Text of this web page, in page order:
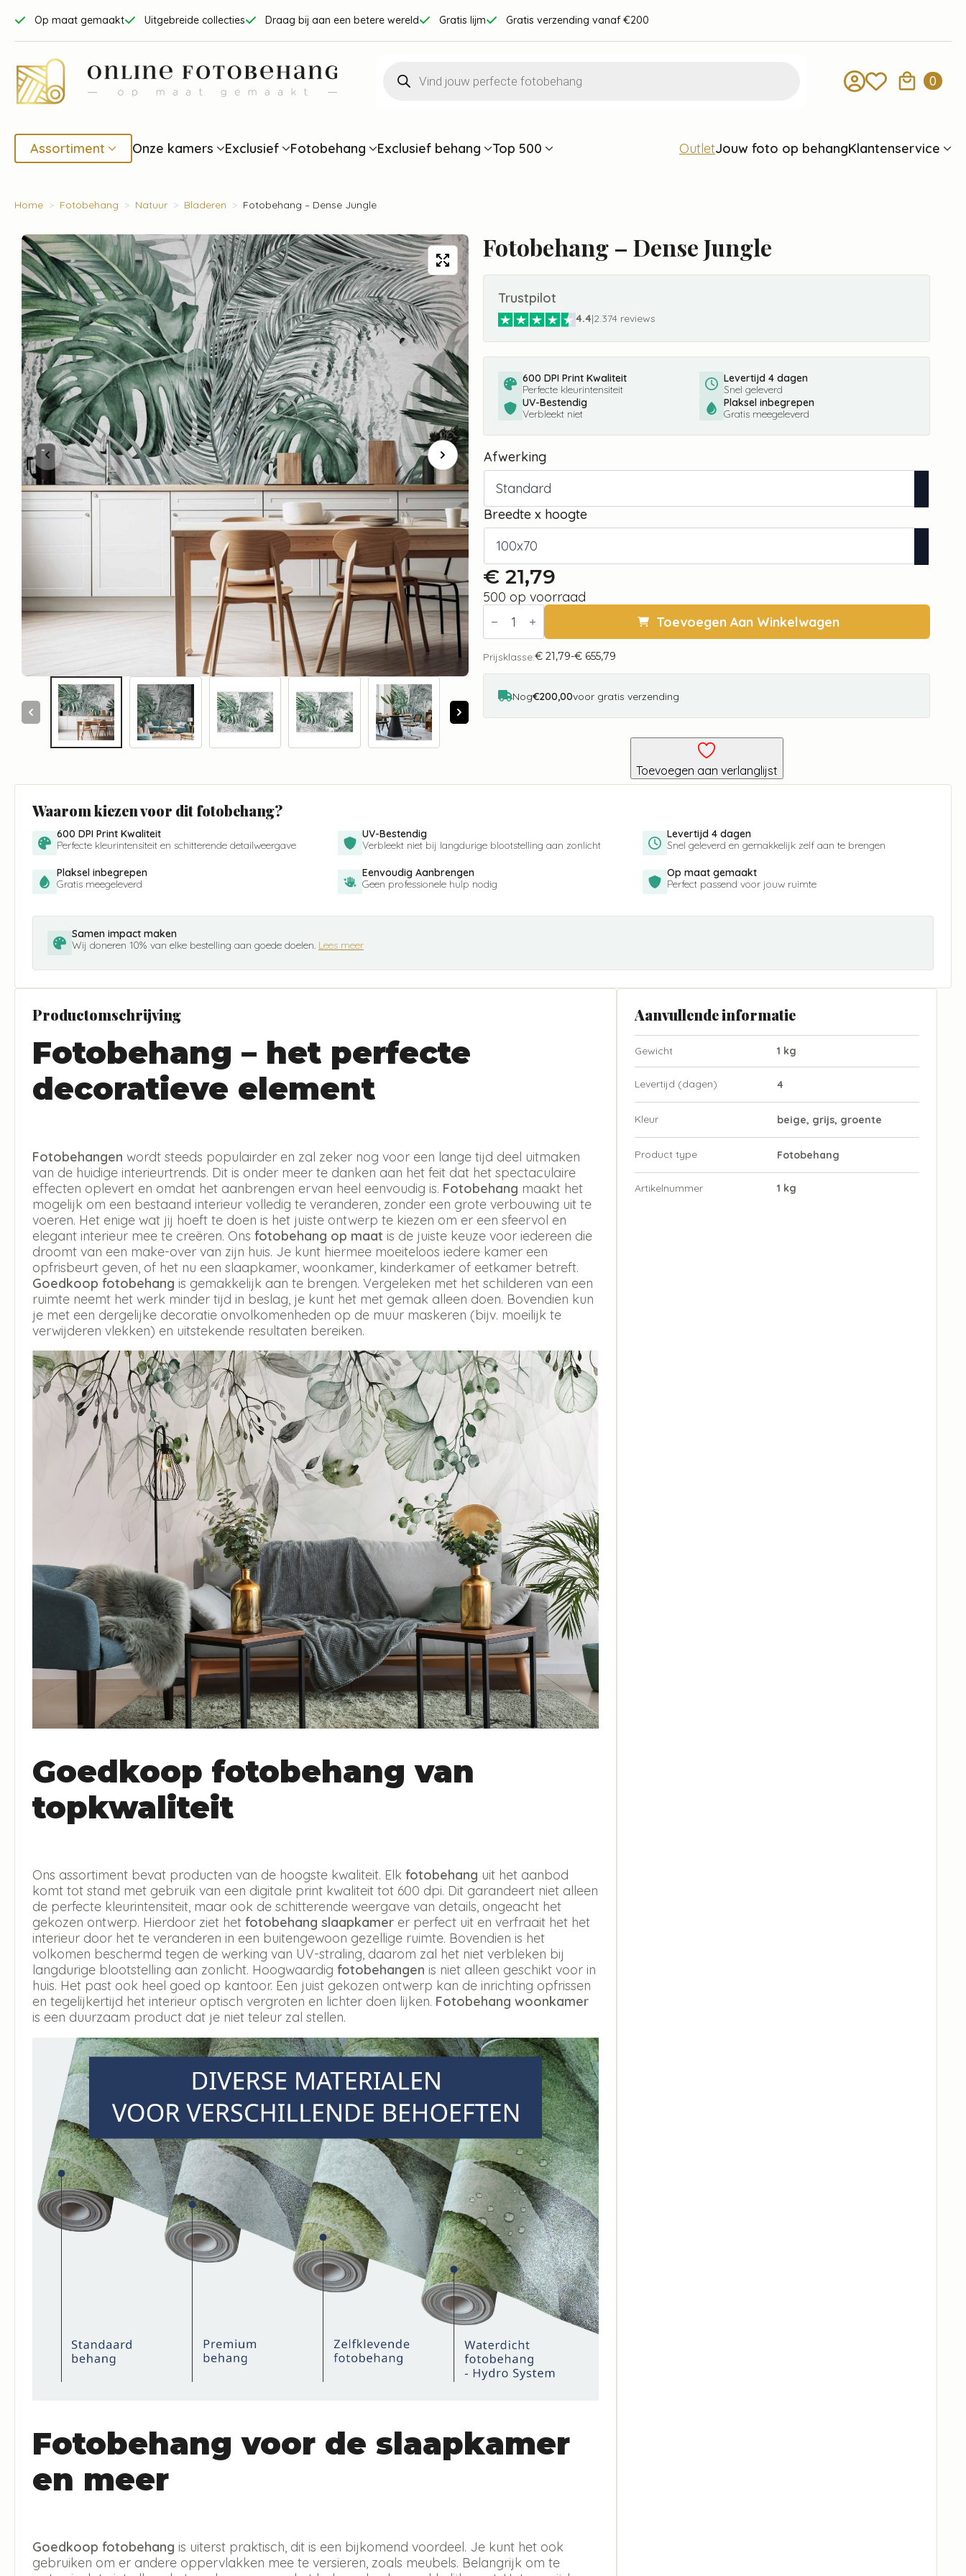
Op maat gemaakt Uitgebreide collecties Draag bij aan een betere wereld Gratis lijm Gratis verzending vanaf €200
zoeken
0
Assortiment Onze kamers Exclusief Fotobehang Exclusief behang Top 500 OutletJouw foto op behangKlantenservice
Home Fotobehang Natuur Bladeren Fotobehang – Dense Jungle
Fotobehang – Dense Jungle
Trustpilot
4.4|2.374 reviews
600 DPI Print Kwaliteit
Perfecte kleurintensiteit
UV-Bestendig
Verbleekt niet
Levertijd 4 dagen
Snel geleverd
Plaksel inbegrepen
Gratis meegeleverd
Afwerking
Breedte x hoogte
€ 21,79
500 op voorraad
Fotobehang
Dense
aantal
Toevoegen Aan Winkelwagen
Prijsklasse:€ 21,79-€ 655,79
Prijsklasse:
€ 21,79
€ 655,79
Nog€200,00voor gratis verzending
Toevoegen aan verlanglijst
Waarom kiezen voor dit fotobehang?
600 DPI Print Kwaliteit
Perfecte kleurintensiteit en schitterende detailweergave
UV-Bestendig
Verbleekt niet bij langdurige blootstelling aan zonlicht
Levertijd 4 dagen
Snel geleverd en gemakkelijk zelf aan te brengen
Plaksel inbegrepen
Gratis meegeleverd
Eenvoudig Aanbrengen
Geen professionele hulp nodig
Op maat gemaakt
Perfect passend voor jouw ruimte
Samen impact maken
Wij doneren 10% van elke bestelling aan goede doelen. Lees meer
Productomschrijving
Fotobehang – het perfecte
decoratieve element
Fotobehangen wordt steeds populairder en zal zeker nog voor een lange tijd deel uitmaken
van de huidige interieurtrends. Dit is onder meer te danken aan het feit dat het spectaculaire
effecten oplevert en omdat het aanbrengen ervan heel eenvoudig is. Fotobehang maakt het
mogelijk om een bestaand interieur volledig te veranderen, zonder een grote verbouwing uit te
voeren. Het enige wat jij hoeft te doen is het juiste ontwerp te kiezen om er een sfeervol en
elegant interieur mee te creëren. Ons fotobehang op maat is de juiste keuze voor iedereen die
droomt van een make-over van zijn huis. Je kunt hiermee moeiteloos iedere kamer een
opfrisbeurt geven, of het nu een slaapkamer, woonkamer, kinderkamer of eetkamer betreft.
Goedkoop fotobehang is gemakkelijk aan te brengen. Vergeleken met het schilderen van een
ruimte neemt het werk minder tijd in beslag, je kunt het met gemak alleen doen. Bovendien kun
je met een dergelijke decoratie onvolkomenheden op de muur maskeren (bijv. moeilijk te
verwijderen vlekken) en uitstekende resultaten bereiken.
Goedkoop fotobehang van
topkwaliteit
Ons assortiment bevat producten van de hoogste kwaliteit. Elk fotobehang uit het aanbod
komt tot stand met gebruik van een digitale print kwaliteit tot 600 dpi. Dit garandeert niet alleen
de perfecte kleurintensiteit, maar ook de schitterende weergave van details, ongeacht het
gekozen ontwerp. Hierdoor ziet het fotobehang slaapkamer er perfect uit en verfraait het het
interieur door het te veranderen in een buitengewoon gezellige ruimte. Bovendien is het
volkomen beschermd tegen de werking van UV-straling, daarom zal het niet verbleken bij
langdurige blootstelling aan zonlicht. Hoogwaardig fotobehangen is niet alleen geschikt voor in
huis. Het past ook heel goed op kantoor. Een juist gekozen ontwerp kan de inrichting opfrissen
en tegelijkertijd het interieur optisch vergroten en lichter doen lijken. Fotobehang woonkamer
is een duurzaam product dat je niet teleur zal stellen.
Fotobehang voor de slaapkamer
en meer
Goedkoop fotobehang is uiterst praktisch, dit is een bijkomend voordeel. Je kunt het ook
gebruiken om er andere oppervlakken mee te versieren, zoals meubels. Belangrijk om te
Aanvullende informatie
Gewicht 1 kg
Levertijd (dagen) 4
Kleur beige, grijs, groente
Product type Fotobehang
Artikelnummer 1 kg